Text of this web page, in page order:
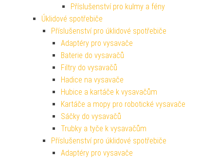
Příslušenství pro kulmy a fény
Úklidové spotřebiče
Příslušenství pro úklidové spotřebiče
Adaptéry pro vysavače
Baterie do vysavačů
Filtry do vysavačů
Hadice na vysavače
Hubice a kartáče k vysavačům
Kartáče a mopy pro robotické vysavače
Sáčky do vysavačů
Trubky a tyče k vysavačům
Příslušenství pro úklidové spotřebiče
Adaptéry pro vysavače